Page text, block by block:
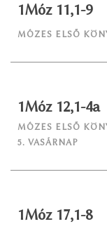
1Móz 11,1-9
MÓZES ELSŐ
1Móz 12,1-4a
MÓZES ELSŐ
5. VASÁRNAP
1Móz 17,1-8